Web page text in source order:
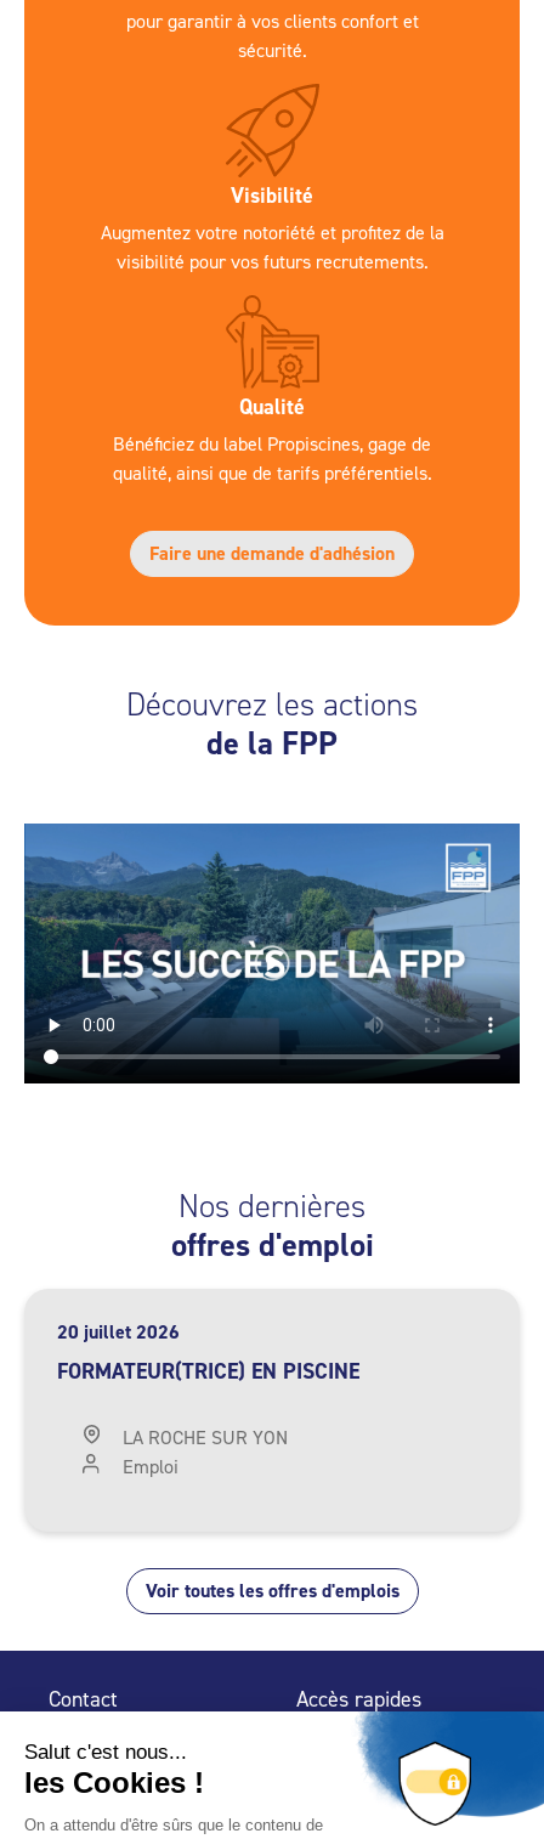
pour garantir à vos clients confort et
sécurité.
Visibilité
Augmentez votre notoriété et profitez de la
visibilité pour vos futurs recrutements.
Qualité
Bénéficiez du label Propiscines, gage de
qualité, ainsi que de tarifs préférentiels.
Faire une demande d'adhésion
Découvrez les actions
de la FPP
Nos dernières
offres d'emploi
FORMATEUR(TRICE) EN PISCINE
20 juillet 2026
LA ROCHE SUR YON
Emploi
Voir toutes les offres d'emplois
Contact
75 009 Paris
Accès rapides
Espace Presse
Trouver un
professionnel